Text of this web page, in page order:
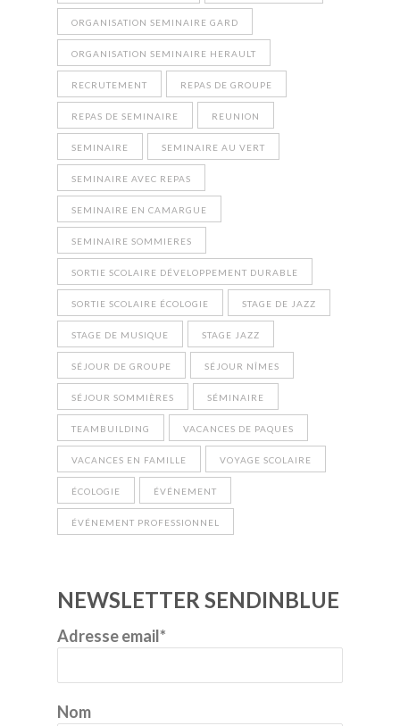
ORGANISATION SEMINAIRE GARD
ORGANISATION SEMINAIRE HERAULT
RECRUTEMENT REPAS DE GROUPE
REPAS DE SEMINAIRE REUNION
SEMINAIRE SEMINAIRE AU VERT
SEMINAIRE AVEC REPAS
SEMINAIRE EN CAMARGUE
SEMINAIRE SOMMIERES
SORTIE SCOLAIRE DÉVELOPPEMENT DURABLE
SORTIE SCOLAIRE ÉCOLOGIE STAGE DE JAZZ
STAGE DE MUSIQUE STAGE JAZZ
SÉJOUR DE GROUPE SÉJOUR NÎMES
SÉJOUR SOMMIÈRES SÉMINAIRE
TEAMBUILDING VACANCES DE PAQUES
VACANCES EN FAMILLE VOYAGE SCOLAIRE
ÉCOLOGIE ÉVÉNEMENT
ÉVÉNEMENT PROFESSIONNEL
NEWSLETTER SENDINBLUE
Adresse email*
Nom